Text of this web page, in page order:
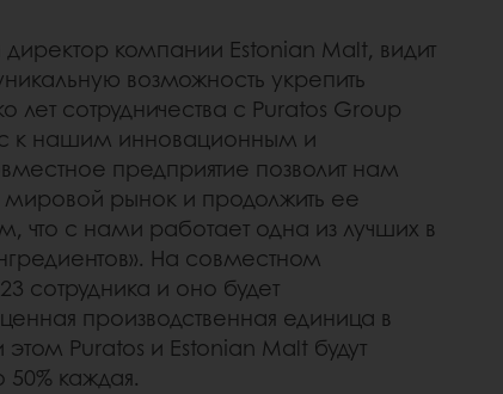
компании Estonian Malt, видит
возможность укрепить
лет сотрудничества с Puratos Group
к нашим инновационным и
предприятие позволит нам
рынок и продолжить ее
что с нами работает одна из лучших в
На совместном
сотрудника и оно будет
производственная единица в
Puratos и Estonian Malt будут
каждая.